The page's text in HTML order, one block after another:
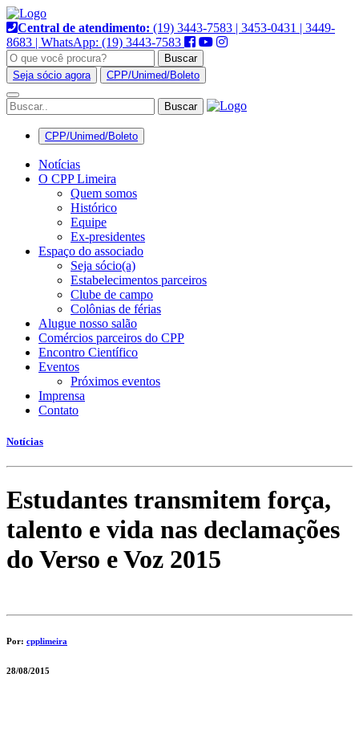
Pular
para
o
conteúdo
Central de atendimento: (19) 3443-7583 | 3453-0431 | 3449-
8683 | WhatsApp: (19) 3443-7583
Buscar
Seja sócio agora
CPP/Unimed/Boleto
Alternar
navegação
CPP/Unimed/Boleto
Notícias
O CPP Limeira
Quem somos
Histórico
Equipe
Ex-presidentes
Espaço do associado
Seja sócio(a)
Estabelecimentos parceiros
Clube de campo
Colônias de férias
Alugue nosso salão
Comércios parceiros do CPP
Encontro Científico
Eventos
Próximos eventos
Imprensa
Contato
Notícias
Estudantes transmitem força,
talento e vida nas declamações
do Verso e Voz 2015
Por: cpplimeira
28/08/2015